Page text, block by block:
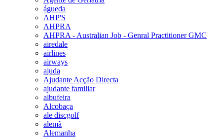
águeda
AHP'S
AHPRA
AHPRA - Australian Job - Genral Practitioner GMC
airedale
airlines
airways
ajuda
Ajudante Acção Directa
ajudante familiar
albufeira
Alcobaça
ale discgolf
alemã
Alemanha